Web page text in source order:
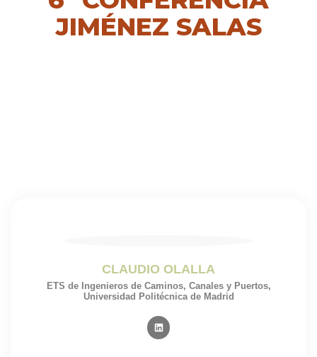
JIMÉNEZ SALAS
CLAUDIO OLALLA
ETS de Ingenieros de Caminos, Canales y Puertos,
Universidad Politécnica de Madrid